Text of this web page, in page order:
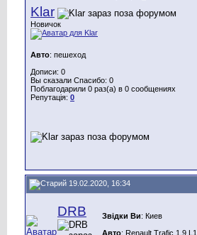
Klar
Новичок
Авто: пешеход
Дописи: 0
Вы сказали Спасибо: 0
Поблагодарили 0 раз(а) в 0 сообщениях
Репутація: 0
19.02.2020, 16:34
DRB Звідки Ви: Киев
Авто: Renault Trafic 1.9